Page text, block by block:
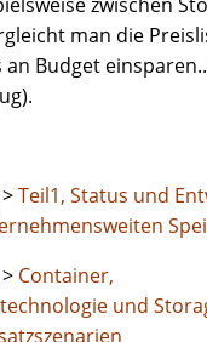
man die
Budget
Teil1, Status und
Container,
und